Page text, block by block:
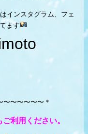
インスタグラム、フェ
ます
〜〜〜〜〜〜＊
利用ください。